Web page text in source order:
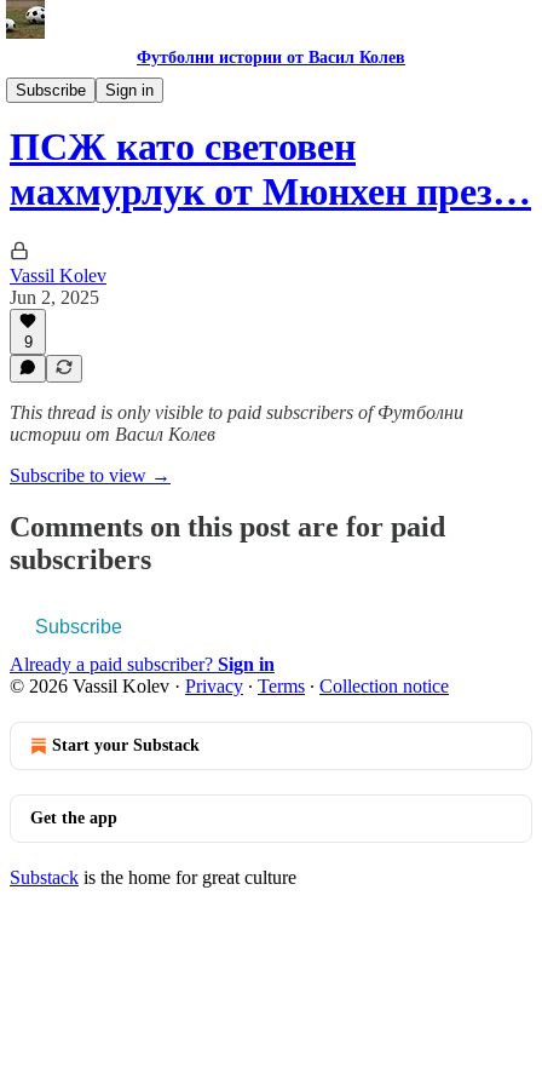
Футболни истории от Васил Колев
Subscribe
Sign in
В сянката на купата с големите уши
ПСЖ като световен
махмурлук от Мюнхен през…
Vassil Kolev
Jun 2, 2025
9
This thread is only visible to paid subscribers of Футболни
истории от Васил Колев
Subscribe to view →
Comments on this post are for paid
subscribers
Subscribe
Already a paid subscriber? Sign in
© 2026 Vassil Kolev · Privacy ∙ Terms ∙ Collection notice
Start your Substack
Get the app
Substack is the home for great culture